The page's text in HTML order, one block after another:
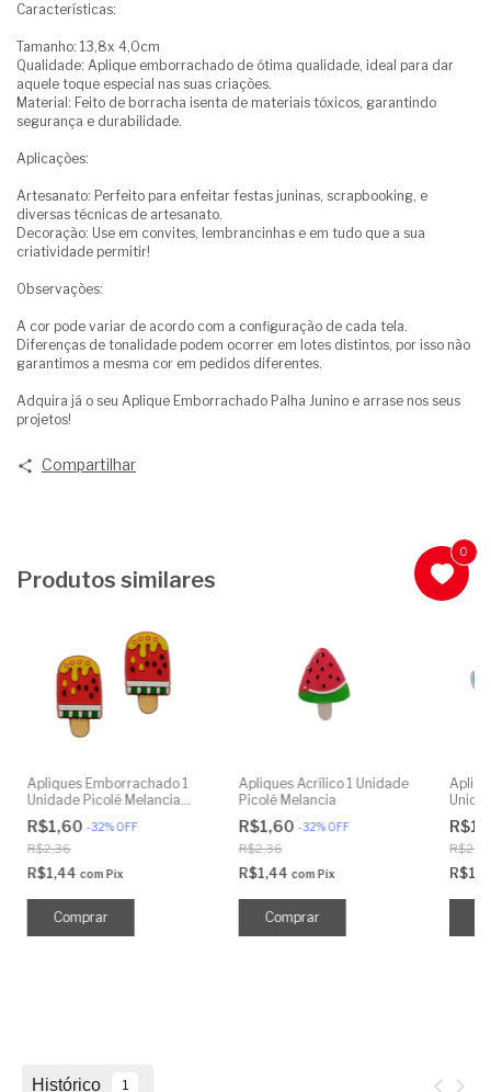
Características:
Tamanho: 13,8x 4,0cm
Qualidade: Aplique emborrachado de ótima qualidade, ideal para dar
aquele toque especial nas suas criações.
Material: Feito de borracha isenta de materiais tóxicos, garantindo
segurança e durabilidade.
Aplicações:
Artesanato: Perfeito para enfeitar festas juninas, scrapbooking, e
diversas técnicas de artesanato.
Decoração: Use em convites, lembrancinhas e em tudo que a sua
criatividade permitir!
Observações:
A cor pode variar de acordo com a configuração de cada tela.
Diferenças de tonalidade podem ocorrer em lotes distintos, por isso não
garantimos a mesma cor em pedidos diferentes.
Adquira já o seu Aplique Emborrachado Palha Junino e arrase nos seus
projetos!
Compartilhar
Produtos similares
Apliques Emborrachado 1
Unidade Picolé Melancia
Cobertura
R$1,60 -32%OFF
R$2,36
R$1,44 com Pix
Apliques Acrílico 1 Unidade
Picolé Melancia
R$1,60 -32%OFF
R$2,36
R$1,44 com Pix
0